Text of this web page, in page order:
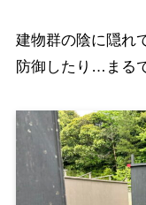
建物群の陰に隠れ
防御したり…まる